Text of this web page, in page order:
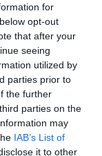
for
opt-out
that after your
seeing
utilized by
parties prior to
the further
parties on the
may
IAB’s List of
it to other
να